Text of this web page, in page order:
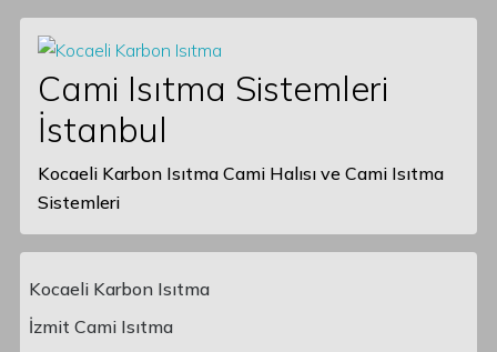
Cami Isıtma Sistemleri
İstanbul
Kocaeli Karbon Isıtma Cami Halısı ve Cami Isıtma
Sistemleri
Kocaeli Karbon Isıtma
İzmit Cami Isıtma